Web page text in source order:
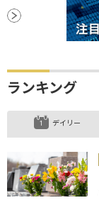
ランキング
デイリー